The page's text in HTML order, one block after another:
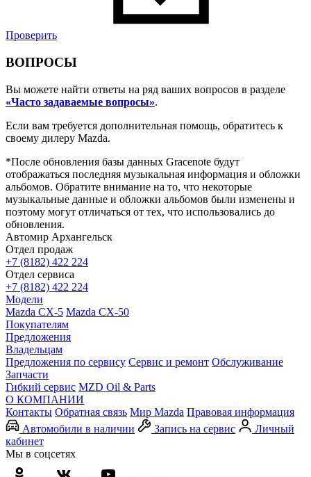
Проверить
ВОПРОСЫ
Вы можете найти ответы на ряд ваших вопросов в разделе
«Часто задаваемые вопросы».
Если вам требуется дополнительная помощь, обратитесь к
своему дилеру Mazda.
*После обновления базы данных Gracenote будут
отображаться последняя музыкальная информация и обложки
альбомов. Обратите внимание на то, что некоторые
музыкальные данные и обложки альбомов были изменены и
поэтому могут отличаться от тех, что использовались до
обновления.
Автомир Архангельск
Отдел продаж
+7 (8182) 422 224
Отдел сервиса
+7 (8182) 422 224
Модели
Mazda CX-5 Mazda CX-50
Покупателям
Предложения
Владельцам
Предложения по сервису Сервис и ремонт Обслуживание
Запчасти
Гибкий сервис MZD Oil & Parts
О КОМПАНИИ
Контакты Обратная связь Мир Mazda Правовая информация
Автомобили в наличии
Запись на сервис
Личный
кабинет
Мы в соцсетях